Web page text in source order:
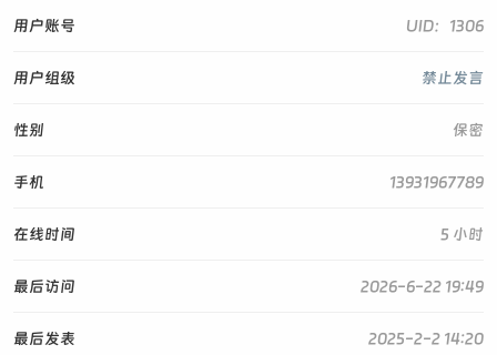
UID：1306
用户账号
禁止发言
用户组级
保密
性别
13931967789
手机
5 小时
在线时间
2026-6-22 19:49
最后访问
2025-2-2 14:20
最后发表